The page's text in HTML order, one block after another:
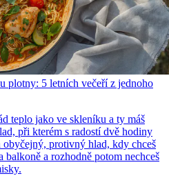
plotny: 5 letních večeří z jednoho
teplo jako ve skleníku a ty máš
při kterém s radostí dvě hodiny
protivný hlad, kdy chceš
balkoně a rozhodně potom nechceš